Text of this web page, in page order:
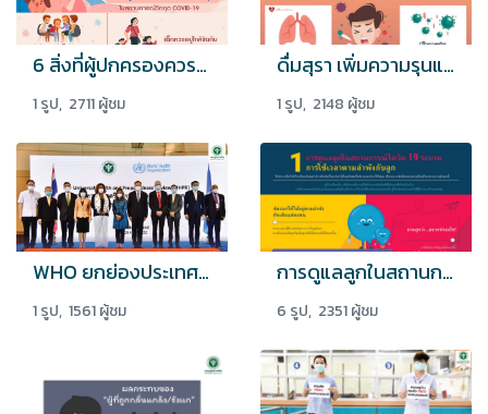
6 สิ่งที่ผู้ปกครองควรทำเพื่อดูแลจิตใจเด็กและวัยรุ่น
1 รูป, 2711 ผู้ชม
ดื่มสุรา เพิ่มความรุนแรงของการติดเชื้อในปอด
1 รูป, 2148 ผู้ชม
WHO ยกย่องประเทศไทยเป็นต้นแบบรับมือกับโควิด 19
1 รูป, 1561 ผู้ชม
การดูแลลูกในสถานการณ์ Covid-19 ระบาด
6 รูป, 2351 ผู้ชม